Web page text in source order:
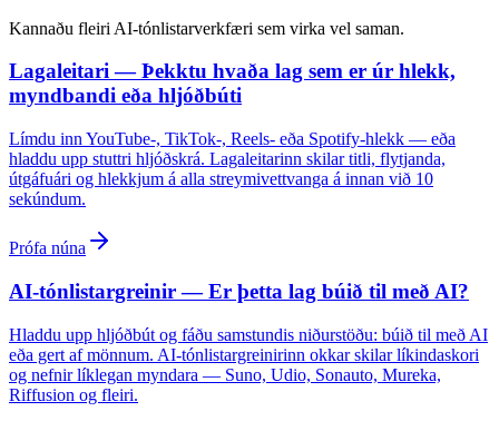
Kannaðu fleiri AI-tónlistarverkfæri sem virka vel saman.
Lagaleitari — Þekktu hvaða lag sem er úr hlekk,
myndbandi eða hljóðbúti
Límdu inn YouTube-, TikTok-, Reels- eða Spotify-hlekk — eða
hladdu upp stuttri hljóðskrá. Lagaleitarinn skilar titli, flytjanda,
útgáfuári og hlekkjum á alla streymivettvanga á innan við 10
sekúndum.
Prófa núna
AI-tónlistargreinir — Er þetta lag búið til með AI?
Hladdu upp hljóðbút og fáðu samstundis niðurstöðu: búið til með AI
eða gert af mönnum. AI-tónlistargreinirinn okkar skilar líkindaskori
og nefnir líklegan myndara — Suno, Udio, Sonauto, Mureka,
Riffusion og fleiri.